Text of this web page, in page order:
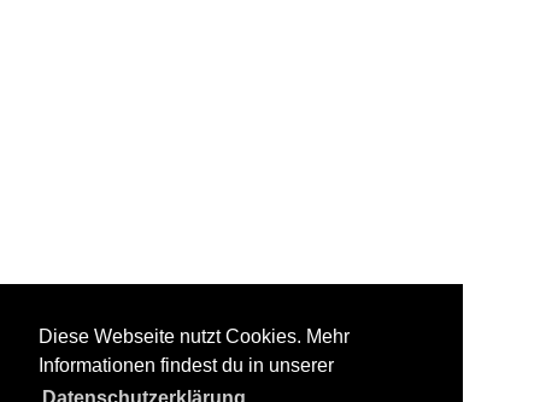
Diese Webseite nutzt Cookies. Mehr
Informationen findest du in unserer